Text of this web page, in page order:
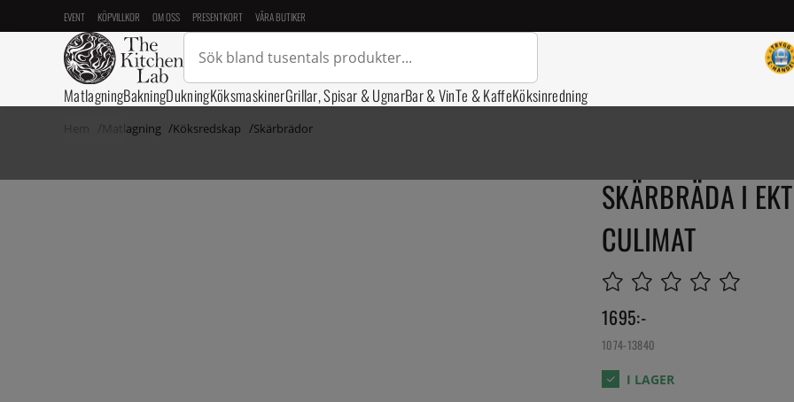
EVENT KÖPVILLKOR OM OSS PRESENTKORT VÅRA BUTIKER
MatlagningBakningDukningKöksmaskinerGrillar, Spisar & UgnarBar & VinTe & KaffeKöksinredning
Matlagning Köksredskap Skärbrädor
SKÄRBRÄDA I
CULIMAT
1695:-
1074-13840